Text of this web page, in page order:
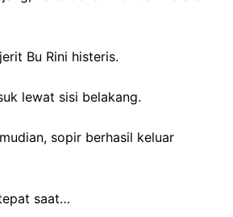
Bu Rini histeris.
lewat sisi belakang.
sopir berhasil keluar
saat…